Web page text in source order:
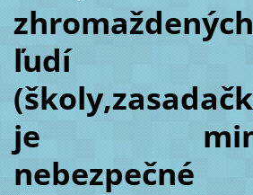
ľudí
je
nebezpečné